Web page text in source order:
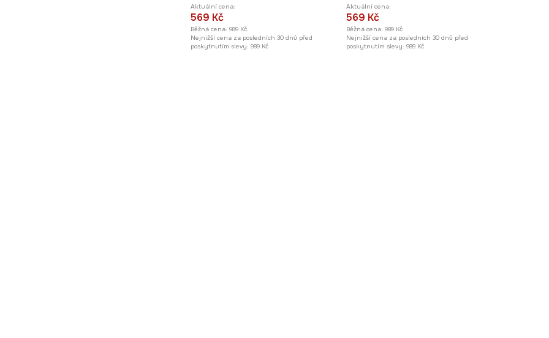
Aktuální cena:
569 Kč
Běžná cena: 989 Kč
Nejnižší cena za posledních 30 dnů před
poskytnutím slevy: 989 Kč
Aktuální cena:
569 Kč
Běžná cena: 989 Kč
Nejnižší cena za posledních 30 dnů před
poskytnutím slevy: 989 Kč